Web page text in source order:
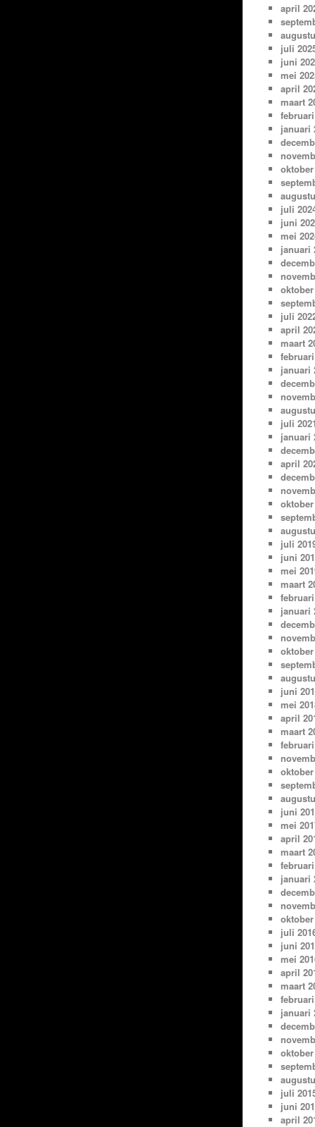
april
juli
juni
mei
april
maart
januari
oktober
juli
juni
mei
januari
oktober
juli
april
maart
januari
juli
januari
april
oktober
juli
juni
mei
maart
januari
oktober
juni
mei
april
maart
oktober
juni
mei
april
maart
januari
oktober
juli
juni
mei
april
maart
januari
oktober
juli
juni
april